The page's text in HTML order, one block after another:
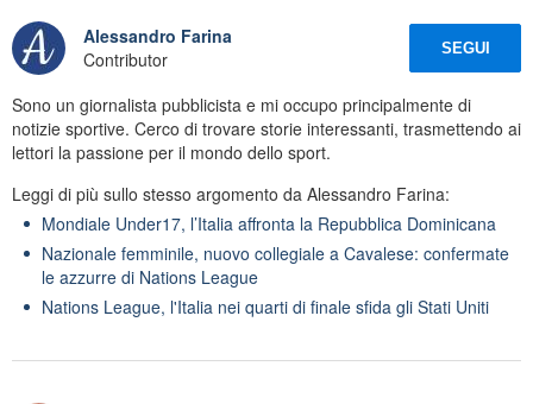
Alessandro Farina
Contributor
SEGUI
Sono un giornalista pubblicista e mi occupo principalmente di
notizie sportive. Cerco di trovare storie interessanti, trasmettendo ai
lettori la passione per il mondo dello sport.
Leggi di più sullo stesso argomento da Alessandro Farina:
Mondiale Under17, l’Italia affronta la Repubblica Dominicana
Nazionale femminile, nuovo collegiale a Cavalese: confermate
le azzurre di Nations League
Nations League, l'Italia nei quarti di finale sfida gli Stati Uniti